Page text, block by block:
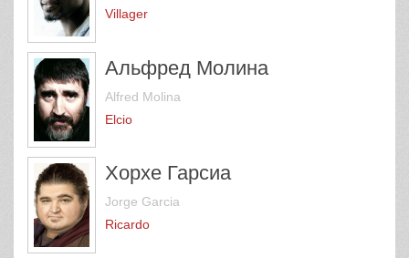
Villager
Альфред Молина
Alfred Molina
Elcio
Хорхе Гарсиа
Jorge Garcia
Ricardo